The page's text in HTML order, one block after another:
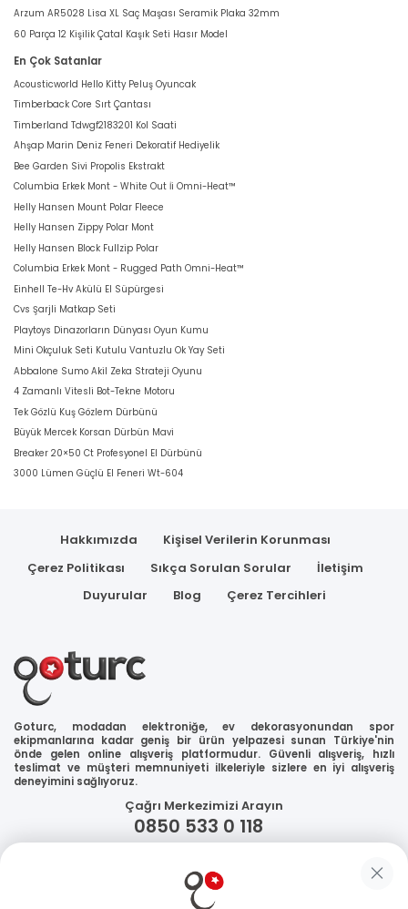
Arzum AR5028 Lisa XL Saç Maşası Seramik Plaka 32mm
60 Parça 12 Kişilik Çatal Kaşık Seti Hasır Model
En Çok Satanlar
Acousticworld Hello Kitty Peluş Oyuncak
Timberback Core Sırt Çantası
Timberland Tdwgf2183201 Kol Saati
Ahşap Marin Deniz Feneri Dekoratif Hediyelik
Bee Garden Sivi Propolis Ekstrakt
Columbia Erkek Mont - White Out İi Omni-Heat™
Helly Hansen Mount Polar Fleece
Helly Hansen Zippy Polar Mont
Helly Hansen Block Fullzip Polar
Columbia Erkek Mont - Rugged Path Omni-Heat™
Einhell Te-Hv Akülü El Süpürgesi
Cvs Şarjli Matkap Seti
Playtoys Dinazorların Dünyası Oyun Kumu
Mini Okçuluk Seti Kutulu Vantuzlu Ok Yay Seti
Abbalone Sumo Akil Zeka Strateji Oyunu
4 Zamanlı Vitesli Bot-Tekne Motoru
Tek Gözlü Kuş Gözlem Dürbünü
Büyük Mercek Korsan Dürbün Mavi
Breaker 20×50 Ct Profesyonel El Dürbünü
3000 Lümen Güçlü El Feneri Wt-604
Hakkımızda
Kişisel Verilerin Korunması
Çerez Politikası
Sıkça Sorulan Sorular
İletişim
Duyurular
Blog Çerez Tercihleri
Goturc, modadan elektroniğe, ev dekorasyonundan spor
ekipmanlarına kadar geniş bir ürün yelpazesi sunan Türkiye'nin
önde gelen online alışveriş platformudur. Güvenli alışveriş, hızlı
teslimat ve müşteri memnuniyeti ilkeleriyle sizlere en iyi alışveriş
deneyimini sağlıyoruz.
Çağrı Merkezimizi Arayın
0850 533 0 118
Güvenliğiniz